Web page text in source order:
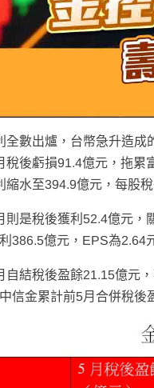
全數出爐，台幣急升造成
稅後虧損91.4億元，拖累
縮水至394.9億元，每股
則是稅後獲利52.4億元
386.5億元，EPS為2.64
自結稅後盈餘21.15億元
信金累計前5月合併稅後